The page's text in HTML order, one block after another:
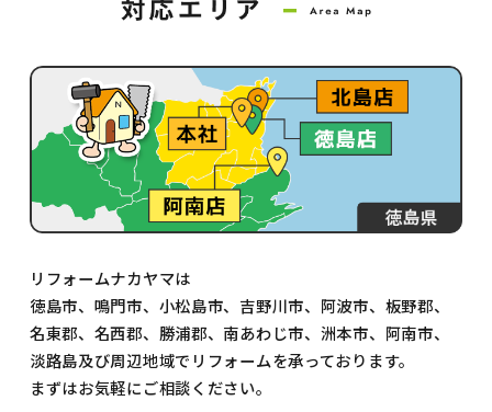
リフォームナカヤマは
徳島市、鳴門市、小松島市、吉野川市、阿波市、板野郡、
名東郡、名西郡、勝浦郡、南あわじ市、洲本市、阿南市、
淡路島及び周辺地域でリフォームを承っております。
まずはお気軽にご相談ください。